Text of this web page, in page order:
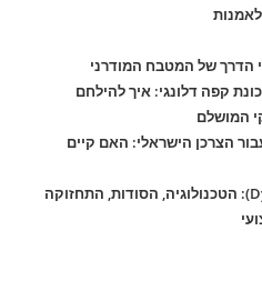
הדרך של המטבח המודרני
קפה דלונגי: איך להילחם
המושלם
הצרכן הישראלי: האם קיים
המדריך השלם לבעלי דייסון (Dyson): הטכנולוגיה, הסודות, התחזוקה